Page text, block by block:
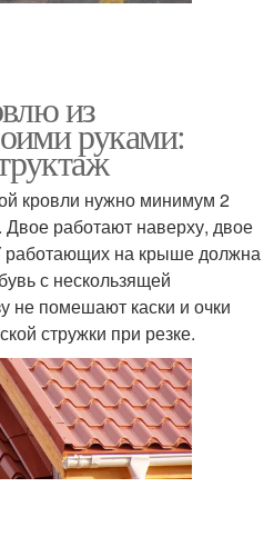
из
руками:
кровли нужно минимум 2
работают наверху, двое
работающих на крыше должна
с нескользящей
помешают каски и очки
стружки при резке.